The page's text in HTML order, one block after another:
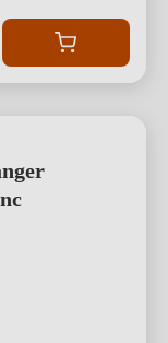
von 4.93